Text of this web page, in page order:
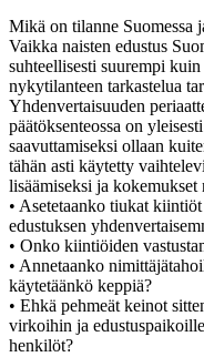
Mikä on tilanne Suomessa
Vaikka naisten edustus
suhteellisesti suurempi
nykytilanteen tarkastelua
Yhdenvertaisuuden
päätöksenteossa on
saavuttamiseksi ollaan
tähän asti käytetty
lisäämiseksi ja
• Asetetaanko tiukat
edustuksen
• Onko kiintiöiden
• Annetaanko
käytetäänkö keppiä?
• Ehkä pehmeät keinot
virkoihin ja
henkilöt?